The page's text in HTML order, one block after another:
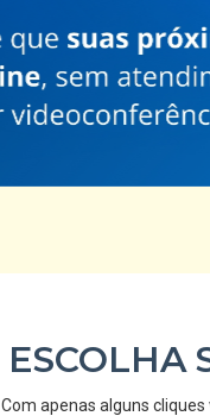
ESCOLHA
Com apenas alguns